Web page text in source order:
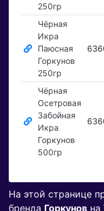
250гр
Чёрная
Икра
Паюсная
Горкунов
250гр
Чёрная
Осетровая
Забойная
Икра
Горкунов
500гр
На этой странице
бренда Горкунов на